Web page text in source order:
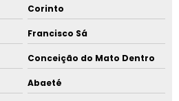
Corinto
Francisco Sá
Conceição do Mato Dentro
Abaeté